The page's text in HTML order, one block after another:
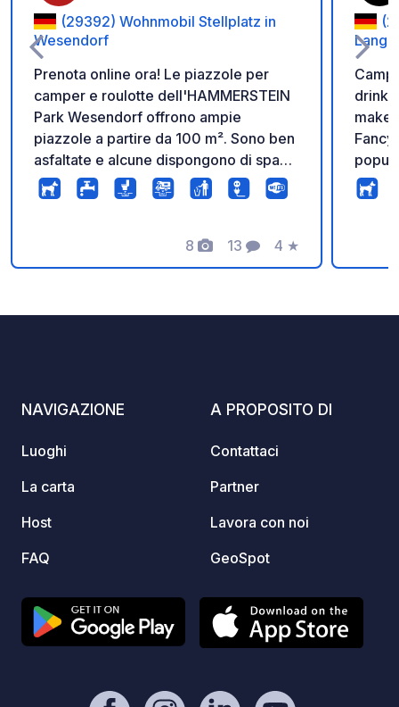
(29392) Wohnmobil Stellplatz in
Wesendorf
Prenota online ora! Le piazzole per
camper e roulotte dell'HAMMERSTEIN
Park Wesendorf offrono ampie
piazzole a partire da 100 m². Sono ben
asfaltate e alcune dispongono di spazi
verdi direttamente sulla piazzola.
Elettricità, acqua e scarico sono inclusi.
automatico tramite un codice che
riceverete al momento della
8
Foto
13
Commenti
4
Valutazione
★
make
lakeside
NAVIGAZIONE
Luoghi
La carta
Host
FAQ
A PROPOSITO DI
Contattaci
Partner
Lavora con noi
GeoSpot